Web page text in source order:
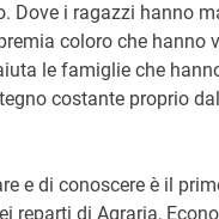
Dove i ragazzi hanno
coloro che hanno
le famiglie che
costante proprio
e di conoscere è il
reparti di Agraria,